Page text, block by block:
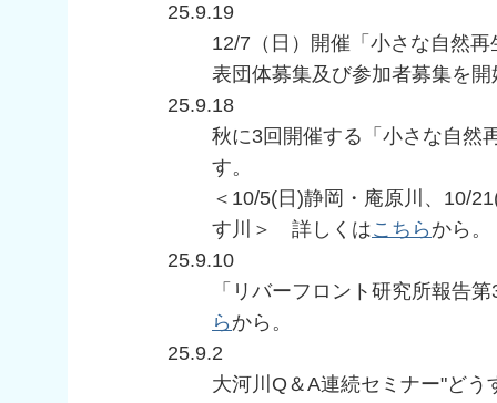
25.9.19
12/7（日）開催「小さな自然
表団体募集及び参加者募集を
25.9.18
秋に3回開催する「小さな自然
す。
＜10/5(日)静岡・庵原川、10/
す川＞ 詳しくはこちら から。
25.9.10
「リバーフロント研究所報告
ら から。
25.9.2
大河川Q＆A連続セミナー"ど